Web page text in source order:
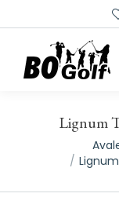
Lignum
You are here: